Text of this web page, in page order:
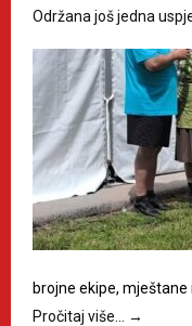
Održana još jedna
brojne ekipe, mještane
Pročitaj više…
→